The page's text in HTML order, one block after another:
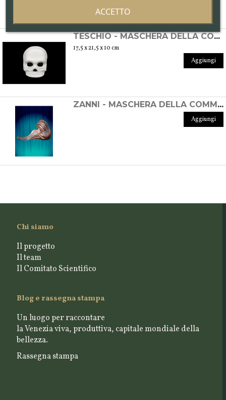
TESCHIO - MASCHERA DELLA COMMEDIA DELL'ARTE IN CUOIO
17,5 x 21,5 x 10 cm
Aggiungi
ZANNI - MASCHERA DELLA COMMEDIA DELL'ARTE IN CUOIO SU ORDINAZIONE
Aggiungi
Chi siamo
Il progetto
Il team
Il Comitato Scientifico
Blog e rassegna stampa
Un luogo per raccontare
la Venezia viva, produttiva, capitale mondiale della
bellezza.
Rassegna stampa
ACCETTO